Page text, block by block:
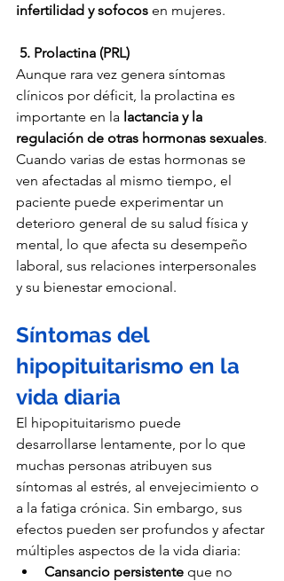
infertilidad y sofocos en mujeres.
5. Prolactina (PRL)
Aunque rara vez genera síntomas
clínicos por déficit, la prolactina es
importante en la lactancia y la
regulación de otras hormonas sexuales.
Cuando varias de estas hormonas se
ven afectadas al mismo tiempo, el
paciente puede experimentar un
deterioro general de su salud física y
mental, lo que afecta su desempeño
laboral, sus relaciones interpersonales
y su bienestar emocional.
Síntomas del
hipopituitarismo en la
vida diaria
El hipopituitarismo puede
desarrollarse lentamente, por lo que
muchas personas atribuyen sus
síntomas al estrés, al envejecimiento o
a la fatiga crónica. Sin embargo, sus
efectos pueden ser profundos y afectar
múltiples aspectos de la vida diaria:
Cansancio persistente que no